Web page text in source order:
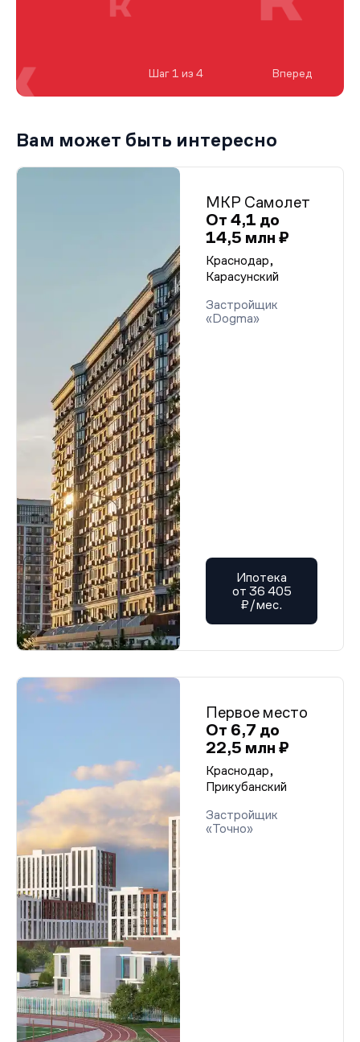
Шаг 1 из 4 Вперед
Вам может быть интересно
МКР Самолет
От 4,1 до
14,5 млн ₽
Краснодар,
Карасунский
Застройщик
«Dogma»
Ипотека
от 36 405
₽/мес.
Первое место
От 6,7 до
22,5 млн ₽
Краснодар,
Прикубанский
Застройщик
«Точно»